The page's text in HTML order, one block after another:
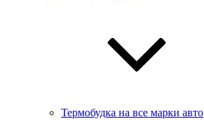
Термобудка на все марки авто